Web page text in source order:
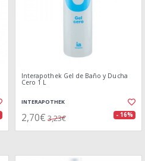
Interapothek Gel de Baño y Ducha
Cero 1 L
INTERAPOTHEK
2,70€ 3,23€ - 16%